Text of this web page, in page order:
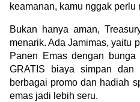
keamanan, kamu nggak perlu
Bukan hanya aman,
menarik. Ada Jamimas, yaitu
Panen Emas dengan
GRATIS biaya simpan
berbagai promo dan hadiah
emas jadi lebih seru.